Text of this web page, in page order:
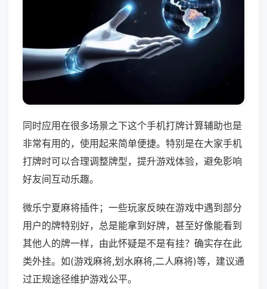
同时应用在很多场景之下这个手机打牌计算辅助也是
非常有用的，使用起来简单便捷。特别是在大家手机
打牌时可以合理调整牌型，提升游戏体验，避免影响
好友间互动乐趣。
微乐宁夏麻将插件；一些玩家反映在游戏中遇到部分
用户的牌特别好，总是能拿到好牌，甚至好像能看到
其他人的牌一样，由此怀疑是不是有挂？确实存在此
类外挂。如(游戏麻将,划水麻将,二人麻将)等，建议通
过正规途径维护游戏公平。